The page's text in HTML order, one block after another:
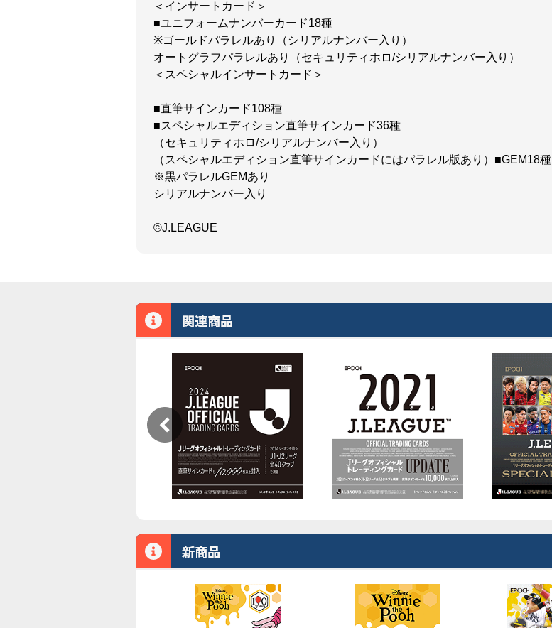
＜インサートカード＞
■ユニフォームナンバーカード18種
※ゴールドパラレルあり（シリアルナンバー入り）
オートグラフパラレルあり（セキュリティホロ/シリアルナンバー入り）
＜スペシャルインサートカード＞
■直筆サインカード108種
■スペシャルエディション直筆サインカード36種
（セキュリティホロ/シリアルナンバー入り）
（スペシャルエディション直筆サインカードにはパラレル版あり）■GEM18種
※黒パラレルGEMあり
シリアルナンバー入り
©J.LEAGUE